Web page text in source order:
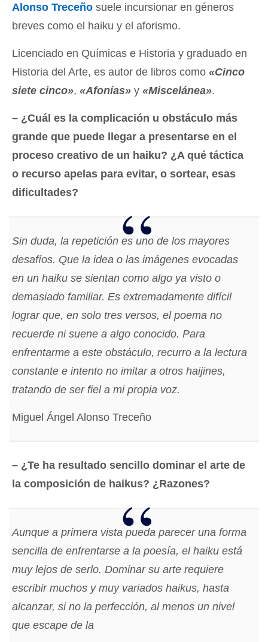
Alonso Treceño suele incursionar en géneros
breves como el haiku y el aforismo.
Licenciado en Químicas e Historia y graduado en
Historia del Arte, es autor de libros como «Cinco
siete cinco», «Afonías» y «Miscelánea».
– ¿Cuál es la complicación u obstáculo más
grande que puede llegar a presentarse en el
proceso creativo de un haiku? ¿A qué táctica
o recurso apelas para evitar, o sortear, esas
dificultades?
Sin duda, la repetición es uno de los mayores
desafíos. Que la idea o las imágenes evocadas
en un haiku se sientan como algo ya visto o
demasiado familiar. Es extremadamente difícil
lograr que, en solo tres versos, el poema no
recuerde ni suene a algo conocido. Para
enfrentarme a este obstáculo, recurro a la lectura
constante e intento no imitar a otros haijines,
tratando de ser fiel a mi propia voz.
Miguel Ángel Alonso Treceño
– ¿Te ha resultado sencillo dominar el arte de
la composición de haikus? ¿Razones?
Aunque a primera vista pueda parecer una forma
sencilla de enfrentarse a la poesía, el haiku está
muy lejos de serlo. Dominar su arte requiere
escribir muchos y muy variados haikus, hasta
alcanzar, si no la perfección, al menos un nivel
que escape de la